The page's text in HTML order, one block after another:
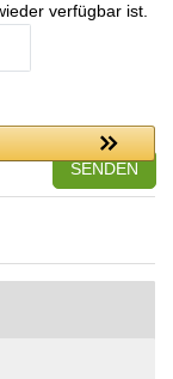
verfügbar ist.
SENDEN